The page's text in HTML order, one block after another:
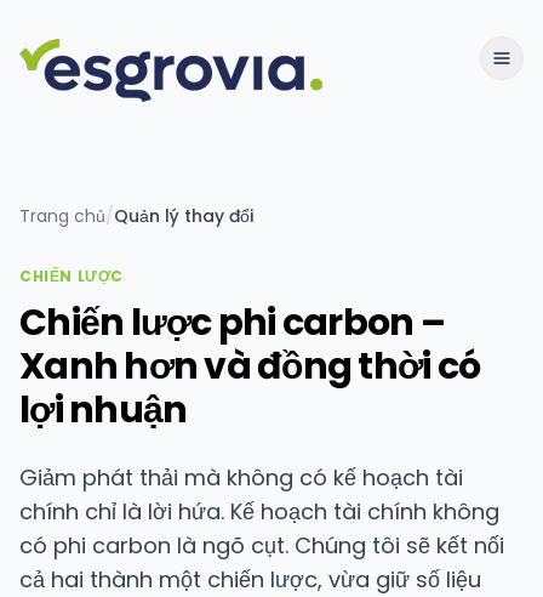
Trang chủ/Quản lý thay đổi
CHIẾN LƯỢC
Chiến lược phi carbon –
Xanh hơn và đồng thời có
lợi nhuận
Giảm phát thải mà không có kế hoạch tài
chính chỉ là lời hứa. Kế hoạch tài chính không
có phi carbon là ngõ cụt. Chúng tôi sẽ kết nối
cả hai thành một chiến lược, vừa giữ số liệu